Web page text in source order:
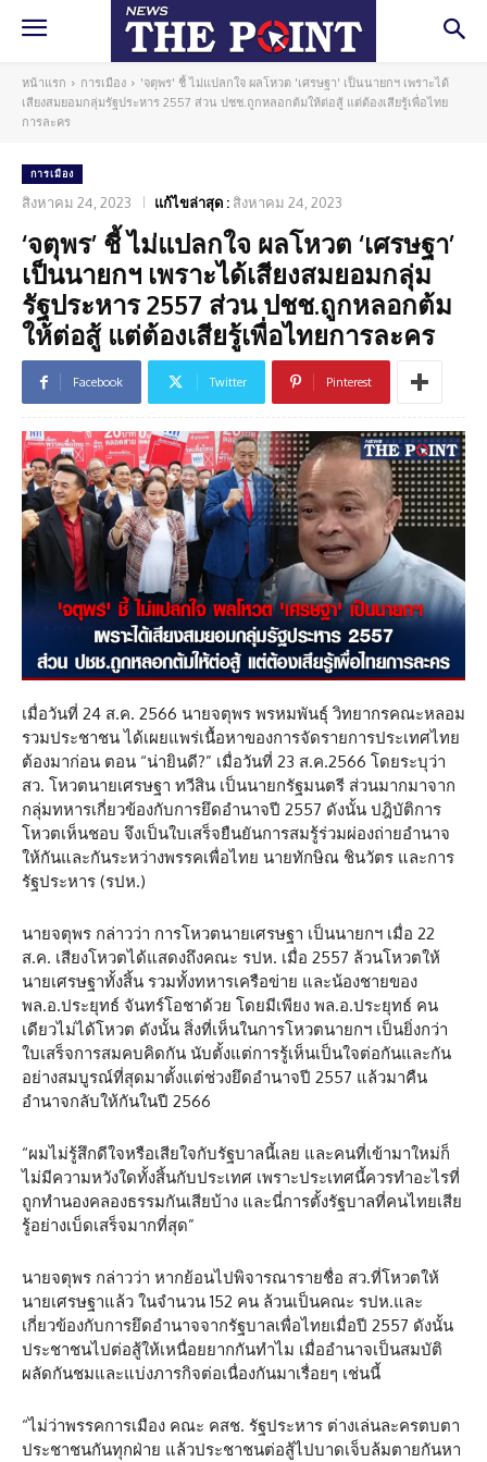
หน้าแรก การเมือง
'จตุพร' ชี้ ไม่แปลกใจ ผลโหวต 'เศรษฐา' เป็นนายกฯ เพราะได้
เสียงสมยอมกลุ่มรัฐประหาร 2557 ส่วน ปชช.ถูกหลอกต้มให้ต่อสู้ แต่ต้องเสียรู้เพื่อไทย
การละคร
การเมือง
สิงหาคม 24, 2023 แก้ไขล่าสุด : สิงหาคม 24, 2023
‘จตุพร’ ชี้ ไม่แปลกใจ ผลโหวต ‘เศรษฐา’
เป็นนายกฯ เพราะได้เสียงสมยอมกลุ่ม
รัฐประหาร 2557 ส่วน ปชช.ถูกหลอกต้ม
ให้ต่อสู้ แต่ต้องเสียรู้เพื่อไทยการละคร
Facebook Twitter Pinterest
เมื่อวันที่ 24 ส.ค. 2566 นายจตุพร พรหมพันธุ์ วิทยากรคณะหลอม
รวมประชาชน ได้เผยแพร่เนื้อหาของการจัดรายการประเทศไทย
ต้องมาก่อน ตอน “น่ายินดี?” เมื่อวันที่ 23 ส.ค.2566 โดยระบุว่า
สว. โหวตนายเศรษฐา ทวีสิน เป็นนายกรัฐมนตรี ส่วนมากมาจาก
กลุ่มทหารเกี่ยวข้องกับการยึดอำนาจปี 2557 ดังนั้น ปฎิบัติการ
โหวตเห็นชอบ จึงเป็นใบเสร็จยืนยันการสมรู้ร่วมผ่องถ่ายอำนาจ
ให้กันและกันระหว่างพรรคเพื่อไทย นายทักษิณ ชินวัตร และการ
รัฐประหาร (รปห.)
นายจตุพร กล่าวว่า การโหวตนายเศรษฐา เป็นนายกฯ เมื่อ 22
ส.ค. เสียงโหวตได้แสดงถึงคณะ รปห. เมื่อ 2557 ล้วนโหวตให้
นายเศรษฐาทั้งสิ้น รวมทั้งทหารเครือข่าย และน้องชายของ
พล.อ.ประยุทธ์ จันทร์โอชาด้วย โดยมีเพียง พล.อ.ประยุทธ์ คน
เดียวไม่ได้โหวต ดังนั้น สิ่งที่เห็นในการโหวตนายกฯ เป็นยิ่งกว่า
ใบเสร็จการสมคบคิดกัน นับตั้งแต่การรู้เห็นเป็นใจต่อกันและกัน
อย่างสมบูรณ์ที่สุดมาตั้งแต่ช่วงยึดอำนาจปี 2557 แล้วมาคืน
อำนาจกลับให้กันในปี 2566
“ผมไม่รู้สึกดีใจหรือเสียใจกับรัฐบาลนี้เลย และคนที่เข้ามาใหม่ก็
ไม่มีความหวังใดทั้งสิ้นกับประเทศ เพราะประเทศนี้ควรทำอะไรที่
ถูกทำนองคลองธรรมกันเสียบ้าง และนี่การตั้งรัฐบาลที่คนไทยเสีย
รู้อย่างเบ็ดเสร็จมากที่สุด”
นายจตุพร กล่าวว่า หากย้อนไปพิจารณารายชื่อ สว.ที่โหวตให้
นายเศรษฐาแล้ว ในจำนวน 152 คน ล้วนเป็นคณะ รปห.และ
เกี่ยวข้องกับการยึดอำนาจจากรัฐบาลเพื่อไทยเมื่อปี 2557 ดังนั้น
ประชาชนไปต่อสู้ให้เหนื่อยยากกันทำไม เมื่ออำนาจเป็นสมบัติ
ผลัดกันชมและแบ่งภารกิจต่อเนื่องกันมาเรื่อยๆ เช่นนี้
“ไม่ว่าพรรคการเมือง คณะ คสช. รัฐประหาร ต่างเล่นละครตบตา
ประชาชนกันทุกฝ่าย แล้วประชาชนต่อสู้ไปบาดเจ็บล้มตายกันหา